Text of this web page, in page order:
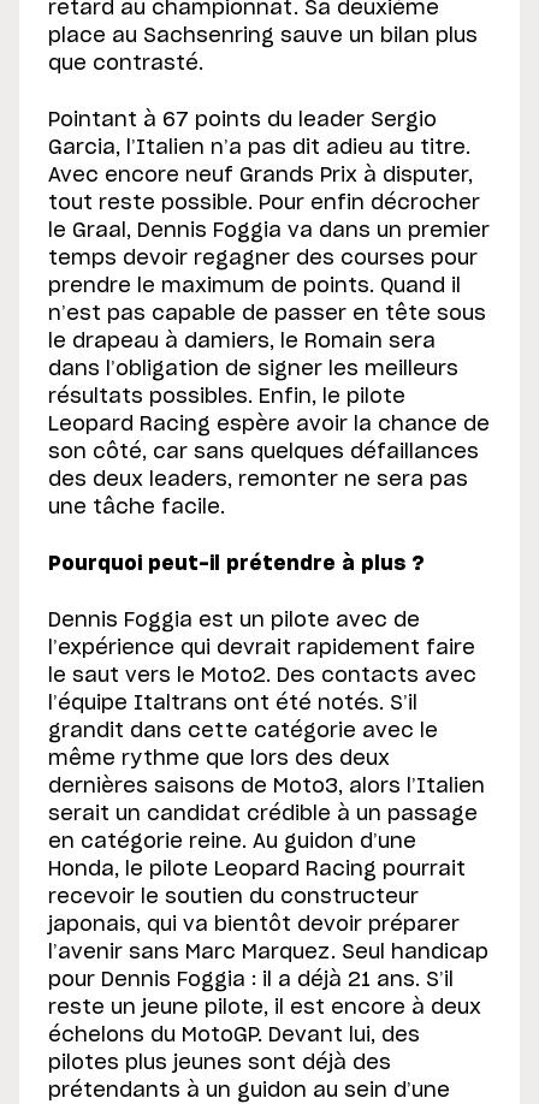
retard au championnat. Sa deuxième
place au Sachsenring sauve un bilan plus
que contrasté.
Pointant à 67 points du leader Sergio
Garcia, l’Italien n’a pas dit adieu au titre.
Avec encore neuf Grands Prix à disputer,
tout reste possible. Pour enfin décrocher
le Graal, Dennis Foggia va dans un premier
temps devoir regagner des courses pour
prendre le maximum de points. Quand il
n’est pas capable de passer en tête sous
le drapeau à damiers, le Romain sera
dans l’obligation de signer les meilleurs
résultats possibles. Enfin, le pilote
Leopard Racing espère avoir la chance de
son côté, car sans quelques défaillances
des deux leaders, remonter ne sera pas
une tâche facile.
Pourquoi peut-il prétendre à plus ?
Dennis Foggia est un pilote avec de
l’expérience qui devrait rapidement faire
le saut vers le Moto2. Des contacts avec
l’équipe Italtrans ont été notés. S’il
grandit dans cette catégorie avec le
même rythme que lors des deux
dernières saisons de Moto3, alors l’Italien
serait un candidat crédible à un passage
en catégorie reine. Au guidon d’une
Honda, le pilote Leopard Racing pourrait
recevoir le soutien du constructeur
japonais, qui va bientôt devoir préparer
l’avenir sans Marc Marquez. Seul handicap
pour Dennis Foggia : il a déjà 21 ans. S’il
reste un jeune pilote, il est encore à deux
échelons du MotoGP. Devant lui, des
pilotes plus jeunes sont déjà des
prétendants à un guidon au sein d’une